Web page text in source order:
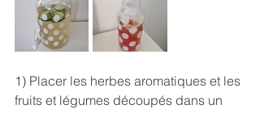
1) Placer les herbes aromatiques et les
fruits et légumes découpés dans un